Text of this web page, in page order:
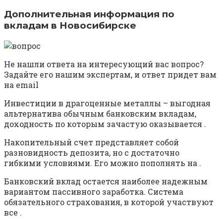
Дополнительная информация по
вкладам в Новосибирске
Не нашли ответа на интересующий вас вопрос?
Задайте его нашим экспертам, и ответ придет вам
на email
Инвестиции в драгоценные металлы – выгодная
альтернатива обычным банковским вкладам,
доходность по которым зачастую оказывается .
Накопительный счет представляет собой
разновидность депозита, но с достаточно
гибкими условиями. Его можно пополнять на .
Банковский вклад остается наиболее надежным
вариантом пассивного заработка. Система
обязательного страхования, в которой участвуют
все .